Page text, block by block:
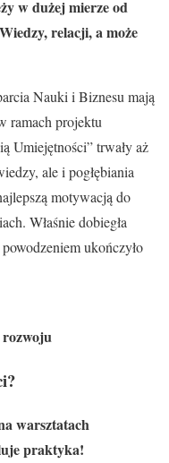
w dużej mierze od
relacji, a może
Nauki i Biznesu mają
ramach projektu
Umiejętności” trwały aż
ale i pogłębiania
motywacją do
Właśnie dobiegła
ukończyło
warsztatach
praktyka!